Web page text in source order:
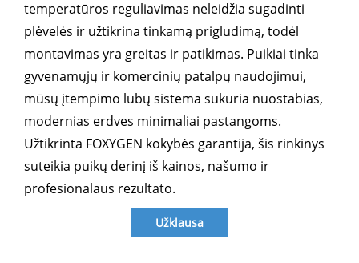
temperatūros reguliavimas neleidžia sugadinti
plėvelės ir užtikrina tinkamą prigludimą, todėl
montavimas yra greitas ir patikimas. Puikiai tinka
gyvenamųjų ir komercinių patalpų naudojimui,
mūsų įtempimo lubų sistema sukuria nuostabias,
modernias erdves minimaliai pastangoms.
Užtikrinta FOXYGEN kokybės garantija, šis rinkinys
suteikia puikų derinį iš kainos, našumo ir
profesionalaus rezultato.
Užklausa